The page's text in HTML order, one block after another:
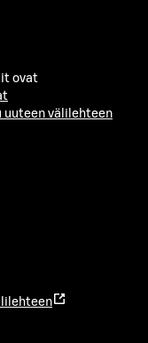
ovat
uuteen välilehteen